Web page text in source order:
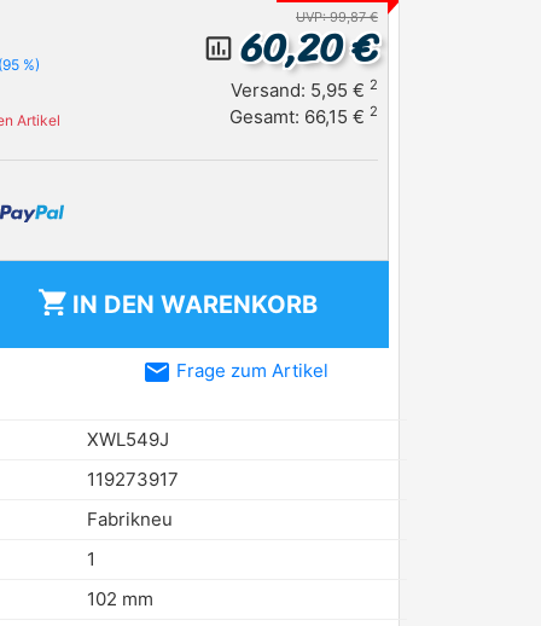
(95 %)
Artikel
UVP: 99,87 €
insert_chart_outlined 60,20 €
Versand: 5,95 € 2
Gesamt: 66,15 € 2
shopping_cart IN DEN WARENKORB
email Frage zum Artikel
XWL549J
119273917
Fabrikneu
1
102 mm